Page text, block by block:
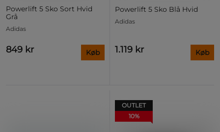
Powerlift 5 Sko Sort Hvid
Grå
Adidas
849 kr Køb
Powerlift 5 Sko Blå Hvid
Adidas
1.119 kr Køb
OUTLET
10%